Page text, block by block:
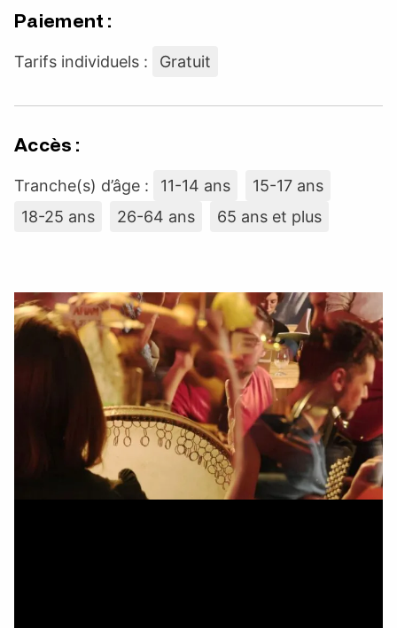
Paiement :
Tarifs individuels : Gratuit
Accès :
Tranche(s) d’âge : 11-14 ans
15-17 ans
18-25 ans
26-64 ans 65 ans et plus